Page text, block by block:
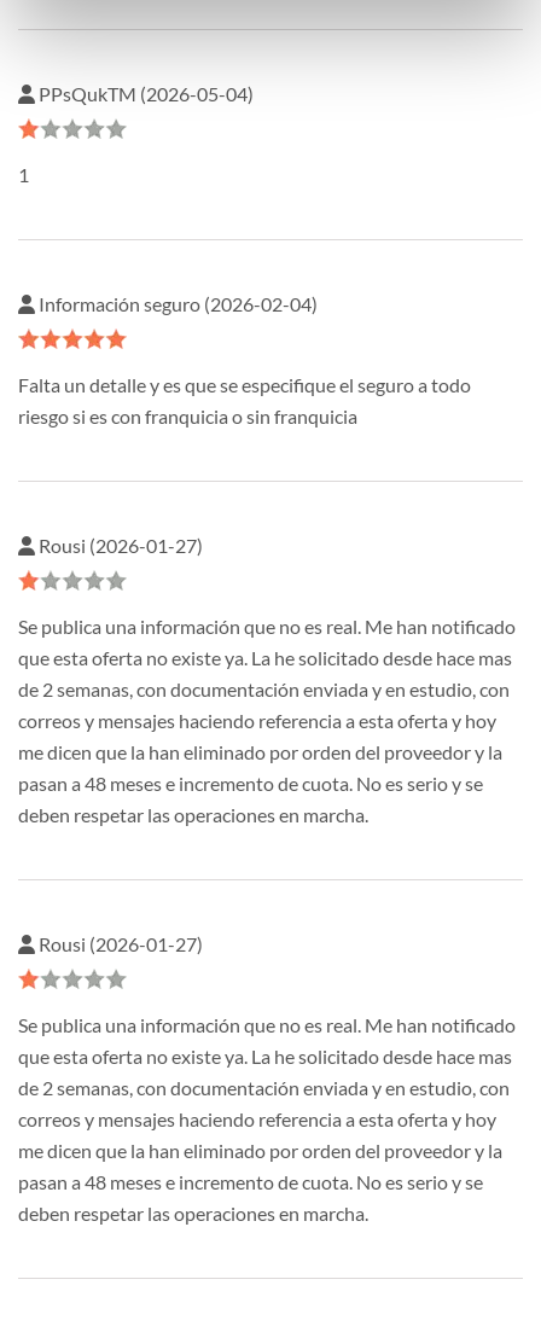
PPsQukTM (2026-05-04)
1
Información seguro (2026-02-04)
Falta un detalle y es que se especifique el seguro a todo
riesgo si es con franquicia o sin franquicia
Rousi (2026-01-27)
Se publica una información que no es real. Me han notificado
que esta oferta no existe ya. La he solicitado desde hace mas
de 2 semanas, con documentación enviada y en estudio, con
correos y mensajes haciendo referencia a esta oferta y hoy
me dicen que la han eliminado por orden del proveedor y la
pasan a 48 meses e incremento de cuota. No es serio y se
deben respetar las operaciones en marcha.
Rousi (2026-01-27)
Se publica una información que no es real. Me han notificado
que esta oferta no existe ya. La he solicitado desde hace mas
de 2 semanas, con documentación enviada y en estudio, con
correos y mensajes haciendo referencia a esta oferta y hoy
me dicen que la han eliminado por orden del proveedor y la
pasan a 48 meses e incremento de cuota. No es serio y se
deben respetar las operaciones en marcha.